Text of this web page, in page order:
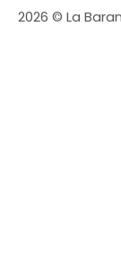
2026 © La